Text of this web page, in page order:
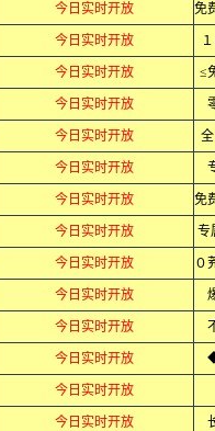
今日实时开放
今日实时开放
今日实时开放 ≤
今日实时开放
今日实时开放
今日实时开放
今日实时开放
今日实时开放 专
今日实时开放
今日实时开放
今日实时开放
今日实时开放
今日实时开放
今日实时开放